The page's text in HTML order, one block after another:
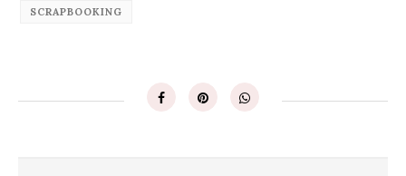
SCRAPBOOKING